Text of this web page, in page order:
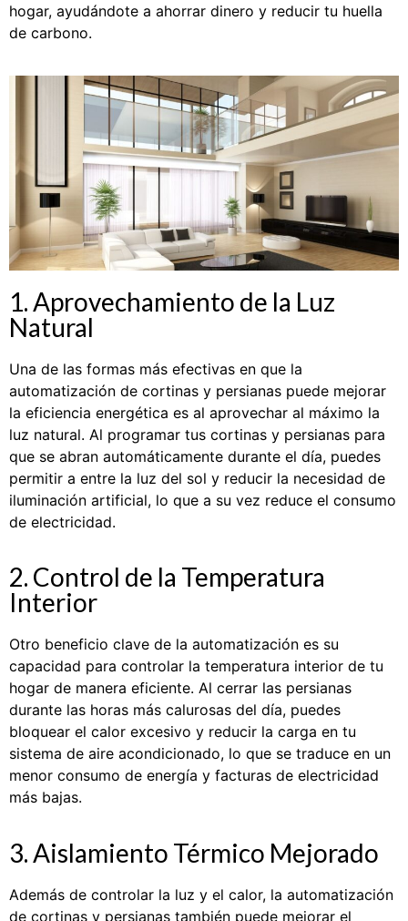
hogar, ayudándote a ahorrar dinero y reducir tu huella
de carbono.
1. Aprovechamiento de la Luz
Natural
Una de las formas más efectivas en que la
automatización de cortinas y persianas puede mejorar
la eficiencia energética es al aprovechar al máximo la
luz natural. Al programar tus cortinas y persianas para
que se abran automáticamente durante el día, puedes
permitir a entre la luz del sol y reducir la necesidad de
iluminación artificial, lo que a su vez reduce el consumo
de electricidad.
2. Control de la Temperatura
Interior
Otro beneficio clave de la automatización es su
capacidad para controlar la temperatura interior de tu
hogar de manera eficiente. Al cerrar las persianas
durante las horas más calurosas del día, puedes
bloquear el calor excesivo y reducir la carga en tu
sistema de aire acondicionado, lo que se traduce en un
menor consumo de energía y facturas de electricidad
más bajas.
3. Aislamiento Térmico Mejorado
Además de controlar la luz y el calor, la automatización
de cortinas y persianas también puede mejorar el